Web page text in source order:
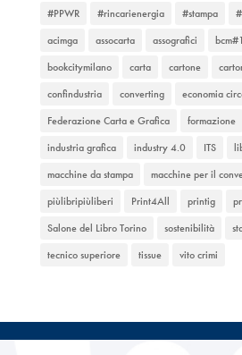
#PPWR
#rincarienergia #stampa
acimga
assocarta assografici
bookcitymilano
carta cartone
confindustria
converting economia
Federazione Carta e Grafica
formazione
industria grafica
industry 4.0 ITS
macchine da stampa
macchine per il
piùlibripiùliberi
Print4All printig
Salone del Libro Torino
sostenibilità
tecnico superiore
tissue vito crimi